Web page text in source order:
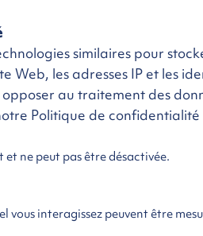
Voir
similaires pour
Web, les adresses IP et les
au traitement des
Politique de confidentialité
ne peut pas être désactivée.
interagissez peuvent être